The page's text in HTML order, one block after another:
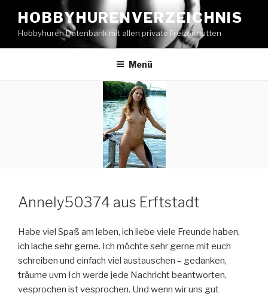
Inhalt
springen
HOBBYHURENVERZEICHNIS
Hobbyhuren Datenbank mit allen private Freizeitnutten
Menü
Annely50374 aus Erftstadt
Habe viel Spaß am leben, ich liebe viele Freunde haben,
ich lache sehr gerne. Ich möchte sehr gerne mit euch
schreiben und einfach viel austauschen – gedanken,
träume uvm Ich werde jede Nachricht beantworten,
vesprochen ist vesprochen. Und wenn wir uns gut